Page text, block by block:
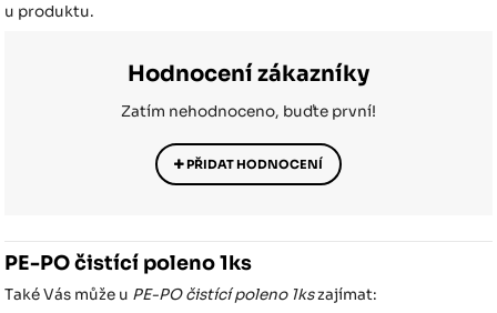
u produktu.
Hodnocení zákazníky
Zatím nehodnoceno, buďte první!
PŘIDAT HODNOCENÍ
PE-PO čistící poleno 1ks
Také Vás může u PE-PO čistící poleno 1kszajímat: